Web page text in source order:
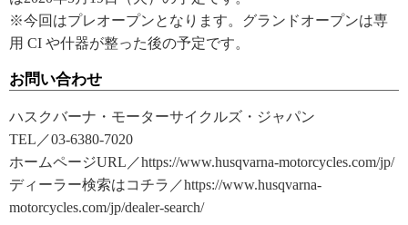
※今回はプレオープンとなります。グランドオープンは専
用 CI や什器が整った後の予定です。
お問い合わせ
ハスクバーナ・モーターサイクルズ・ジャパン
TEL／03-6380-7020
ホームページURL／https://www.husqvarna-motorcycles.com/jp/
ディーラー検索はコチラ／https://www.husqvarna-
motorcycles.com/jp/dealer-search/